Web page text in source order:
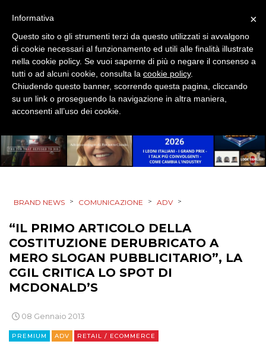
MOBILE
PROMOZIONI
PRODOTTI
PUNTI VENDITA
CSR
CINEMA
DIGITALE
ESTERNA
BRAND NEWS > COMUNICAZIONE > ADV >
“IL PRIMO ARTICOLO DELLA
COSTITUZIONE DERUBRICATO A
MERO SLOGAN PUBBLICITARIO”, LA
CGIL CRITICA LO SPOT DI
MCDONALD’S
08 Gennaio 2013
PREMIUM ADV RETAIL / ECOMMERCE
×
Informativa
Questo sito o gli strumenti terzi da questo utilizzati si avvalgono
di cookie necessari al funzionamento ed utili alle finalità illustrate
nella cookie policy. Se vuoi saperne di più o negare il consenso a
tutti o ad alcuni cookie, consulta la cookie policy.
Chiudendo questo banner, scorrendo questa pagina, cliccando
su un link o proseguendo la navigazione in altra maniera,
acconsenti all’uso dei cookie.